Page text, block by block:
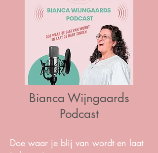
Bianca Wijngaards
Podcast
Doe waar je blij van wordt en laat